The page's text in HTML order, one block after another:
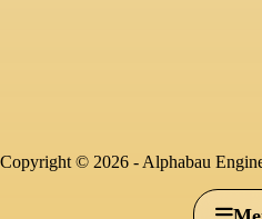
Copyright © 2026 - Alphabau